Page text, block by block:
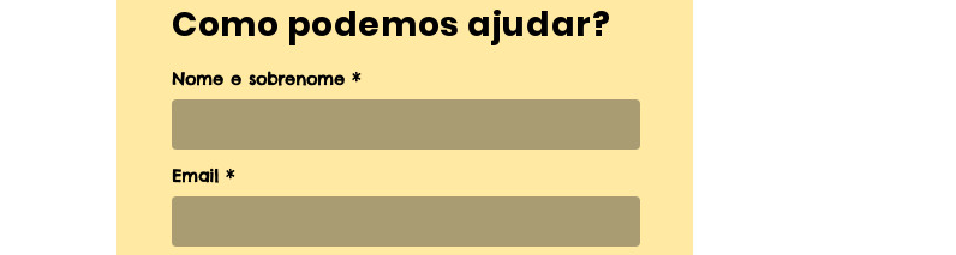
Como podemos ajudar?
Nome e sobrenome
Email